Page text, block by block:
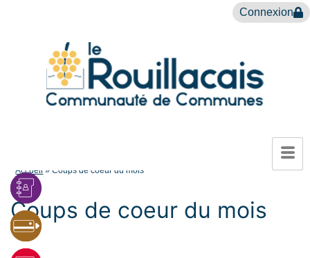
Connexion
Accueil »Coups de coeur du mois
Coups de coeur du mois